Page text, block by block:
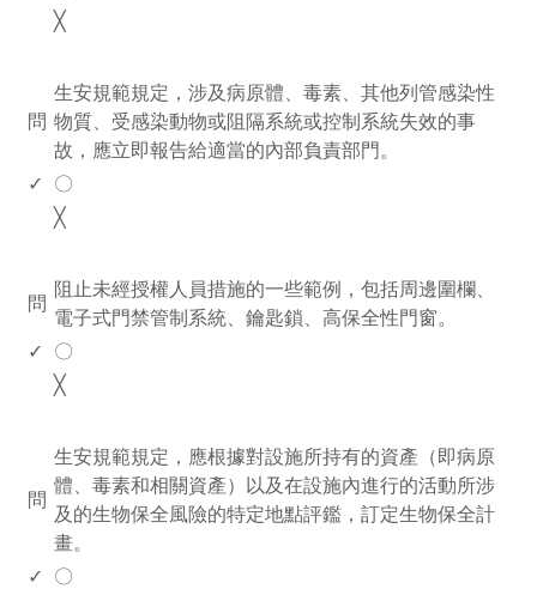
╳
問
生安規範規定，涉及病原體、毒素、其他列管感染性
物質、受感染動物或阻隔系統或控制系統失效的事
故，應立即報告給適當的內部負責部門。
✓
〇
╳
問
阻止未經授權人員措施的一些範例，包括周邊圍欄、
電子式門禁管制系統、鑰匙鎖、高保全性門窗。
✓
〇
╳
問
生安規範規定，應根據對設施所持有的資產（即病原
體、毒素和相關資產）以及在設施內進行的活動所涉
及的生物保全風險的特定地點評鑑，訂定生物保全計
畫。
✓
〇